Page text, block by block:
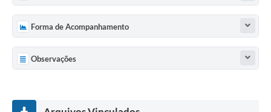
UERGS - Universidade Estadual do RS
Turismo
Despesas
Forma de Acompanhamento
Observações